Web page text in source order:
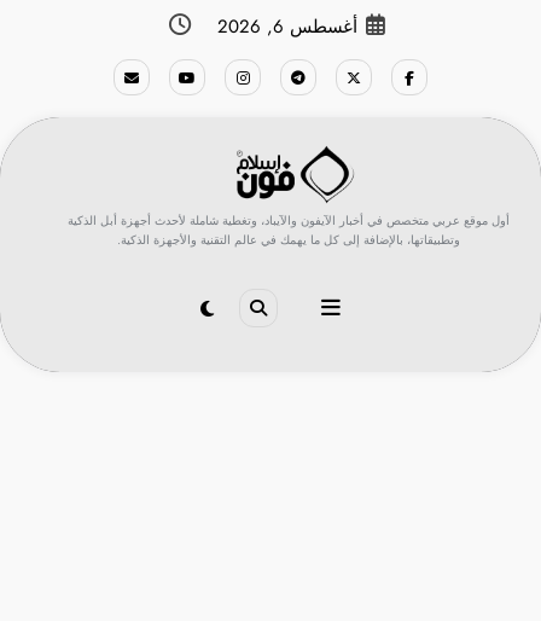
أغسطس 6, 2026
أول موقع عربي متخصص في أخبار الآيفون والآيباد، وتغطية شاملة لأحدث أجهزة أبل الذكية
وتطبيقاتها، بالإضافة إلى كل ما يهمك في عالم التقنية والأجهزة الذكية.